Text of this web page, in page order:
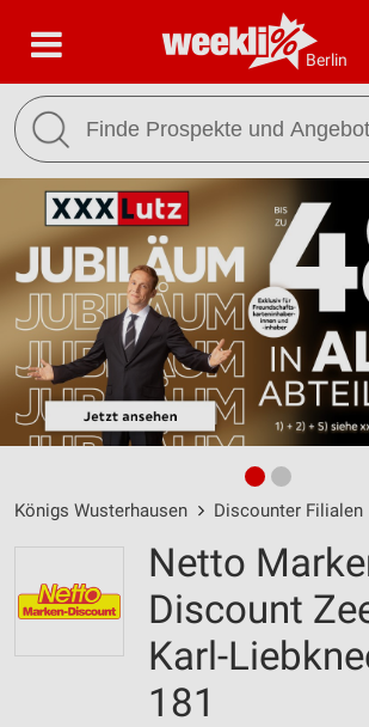
Berlin
Königs Wusterhausen Discounter Filialen
Netto
Discount
Karl-
181